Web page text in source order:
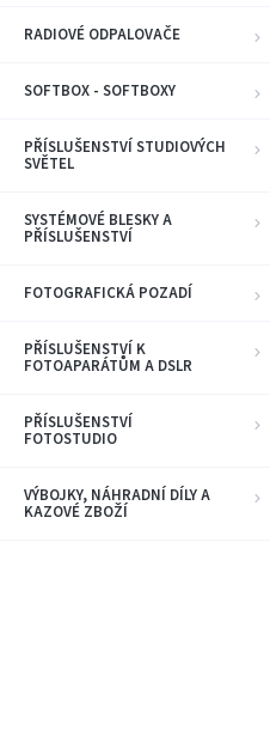
RADIOVÉ ODPALOVAČE
SOFTBOX - SOFTBOXY
PŘÍSLUŠENSTVÍ STUDIOVÝCH
SVĚTEL
SYSTÉMOVÉ BLESKY A
PŘÍSLUŠENSTVÍ
FOTOGRAFICKÁ POZADÍ
PŘÍSLUŠENSTVÍ K
FOTOAPARÁTŮM A DSLR
PŘÍSLUŠENSTVÍ
FOTOSTUDIO
VÝBOJKY, NÁHRADNÍ DÍLY A
KAZOVÉ ZBOŽÍ